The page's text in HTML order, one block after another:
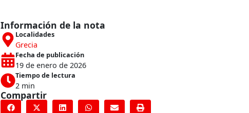
Información de la nota
Localidades
Grecia
Fecha de publicación
19 de enero de 2026
Tiempo de lectura
2 min
Compartir